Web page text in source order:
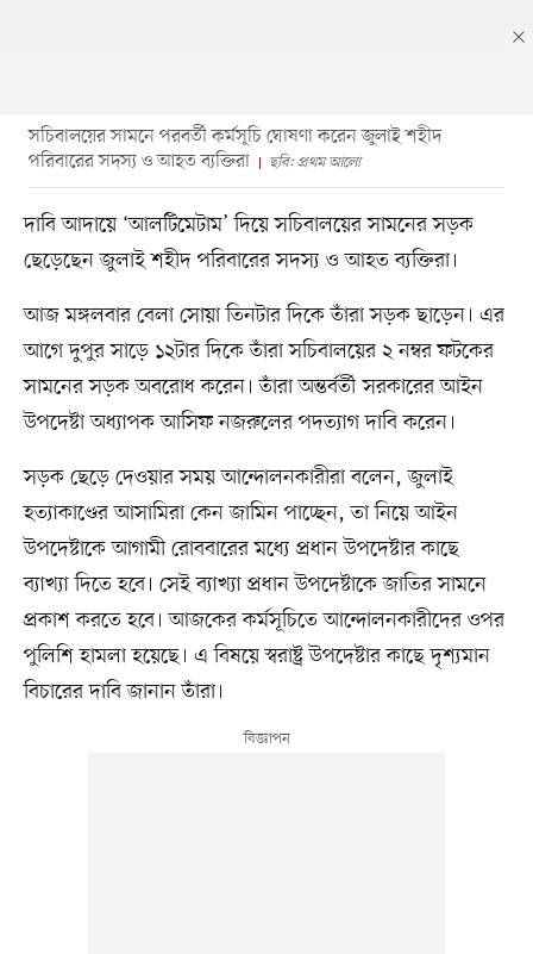
সচিবালয়ের সামনে পরবর্তী কর্মসূচি ঘোষণা করেন জুলাই শহীদ
পরিবারের সদস্য ও আহত ব্যক্তিরা
ছবি: প্রথম আলো
দাবি আদায়ে ‘আলটিমেটাম’ দিয়ে সচিবালয়ের সামনের সড়ক
ছেড়েছেন জুলাই শহীদ পরিবারের সদস্য ও আহত ব্যক্তিরা।
আজ মঙ্গলবার বেলা সোয়া তিনটার দিকে তাঁরা সড়ক ছাড়েন। এর
আগে দুপুর সাড়ে ১২টার দিকে তাঁরা সচিবালয়ের ২ নম্বর ফটকের
সামনের সড়ক অবরোধ করেন। তাঁরা অন্তর্বর্তী সরকারের আইন
উপদেষ্টা অধ্যাপক আসিফ নজরুলের পদত্যাগ দাবি করেন।
সড়ক ছেড়ে দেওয়ার সময় আন্দোলনকারীরা বলেন, জুলাই
হত্যাকাণ্ডের আসামিরা কেন জামিন পাচ্ছেন, তা নিয়ে আইন
উপদেষ্টাকে আগামী রোববারের মধ্যে প্রধান উপদেষ্টার কাছে
ব্যাখ্যা দিতে হবে। সেই ব্যাখ্যা প্রধান উপদেষ্টাকে জাতির সামনে
প্রকাশ করতে হবে। আজকের কর্মসূচিতে আন্দোলনকারীদের ওপর
পুলিশি হামলা হয়েছে। এ বিষয়ে স্বরাষ্ট্র উপদেষ্টার কাছে দৃশ্যমান
বিচারের দাবি জানান তাঁরা।